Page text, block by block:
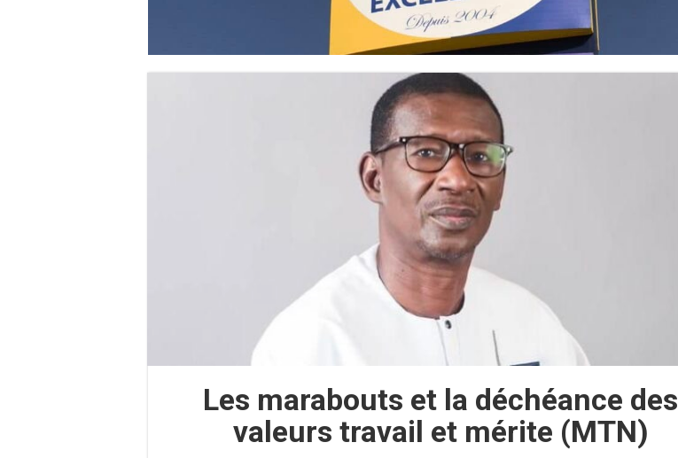
Les marabouts et la déchéance des
valeurs travail et mérite (MTN)